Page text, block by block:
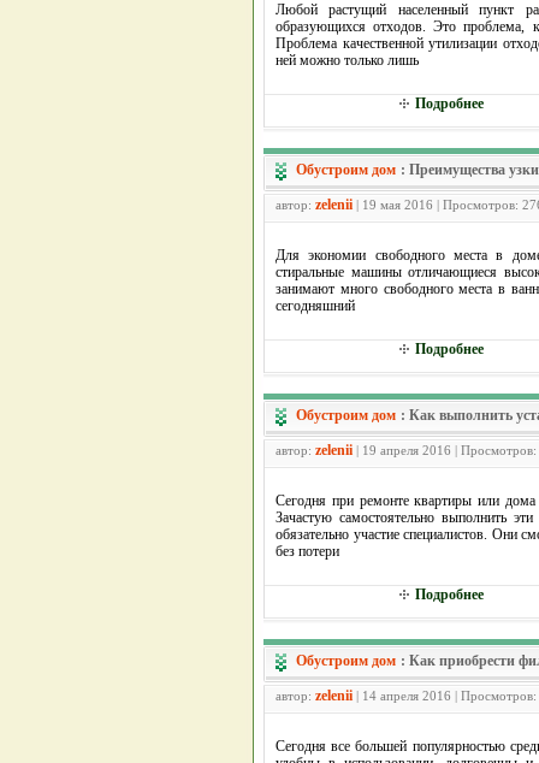
Любой растущий населенный пункт
образующихся отходов. Это проблема,
Проблема качественной утилизации
ней можно только лишь
Подробнее
Обустроим дом : Преимущества
автор: zelenii | 19 мая 2016 | Просмотров:
Для экономии свободного места в
стиральные машины отличающиеся
занимают много свободного места в
сегодняшний
Подробнее
Обустроим дом : Как выполнить
автор: zelenii | 19 апреля 2016 |
Сегодня при ремонте квартиры или дома
Зачастую самостоятельно выполнить
обязательно участие специалистов. Они
без потери
Подробнее
Обустроим дом : Как приобрести
автор: zelenii | 14 апреля 2016 |
Сегодня все большей популярностью